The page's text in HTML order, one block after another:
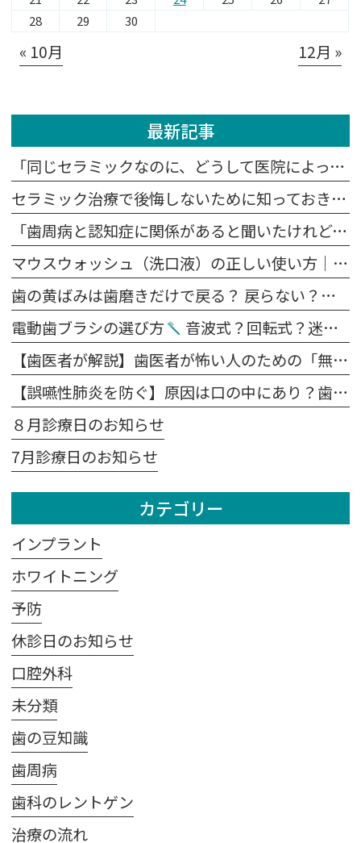
28
29 30
« 10月 12月 »
最新記事
「同じセラミックなのに、どうして医院によって値段が違うの？」
セラミック治療で後悔しないために知っておきたい5つの注意点
「歯周病と認知症に関係があると聞いたけれど、本当？」
マウスウォッシュ（洗口液）の正しい使い方｜歯磨きの前？後？効果を高めるポイント
歯の黄ばみは歯磨きだけで戻る？ 戻らない？原因別に解説します
電動歯ブラシの選び方
音波式？回転式？迷ったらこれを見てください。
【歯医者が解説】歯医者が怖い人のための「無痛治療」の裏側｜麻酔の痛みを抑える4つの工夫
【誤嚥性肺炎を防ぐ】原因は口の中にあり？歯科医が教える予防法
８月診療日のお知らせ
7月診療日のお知らせ
カテゴリー
インプラント
ホワイトニング
予防
休診日のお知らせ
口腔外科
未分類
歯の豆知識
歯周病
歯科のレントゲン
治療の流れ